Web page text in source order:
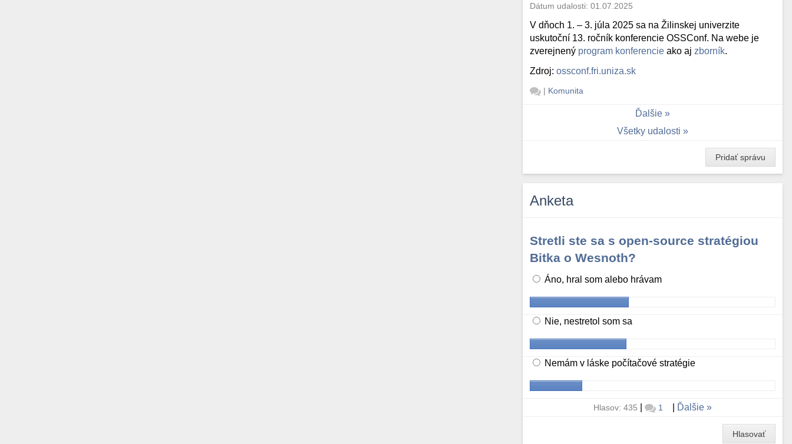
Dátum udalosti:01.07.2025
V dňoch 1. – 3. júla 2025 sa na Žilinskej univerzite
uskutoční 13. ročník konferencie OSSConf. Na webe je
zverejnený program konferencie ako aj zborník.
Zdroj:ossconf.fri.uniza.sk
| Komunita
Ďalšie
Všetky udalosti
Pridať správu
Anketa
Stretli ste sa s open-source stratégiou
Bitka o Wesnoth?
Áno, hral som alebo hrávam
Nie, nestretol som sa
Nemám v láske počítačové stratégie
Hlasov: 435 | 1 Ďalšie
Hlasovať